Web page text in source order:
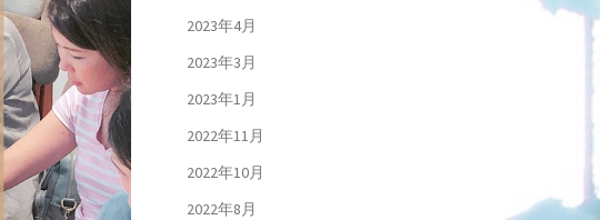
2023年4月
2023年3月
2023年1月
2022年11月
2022年10月
2022年8月